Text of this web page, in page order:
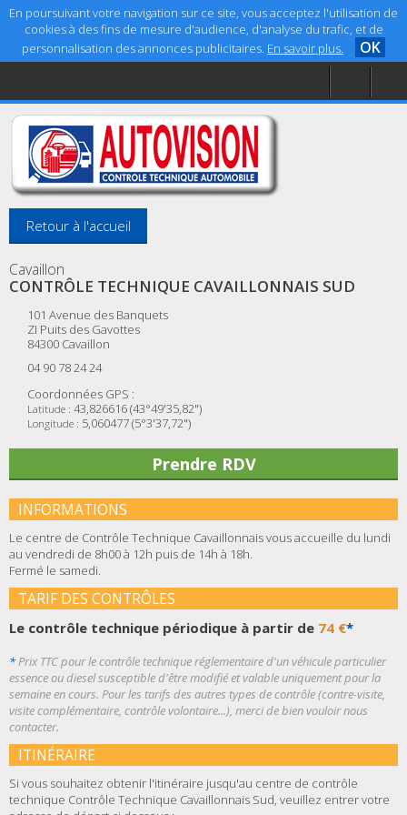
En poursuivant votre navigation sur ce site, vous acceptez l'utilisation de
cookies à des fins de mesure d'audience, d'analyse du trafic, et de
personnalisation des annonces publicitaires. En savoir plus. OK
Accueil
Aide
Mentions légales
Retour à l'accueil
Cavaillon
CONTRÔLE TECHNIQUE CAVAILLONNAIS SUD
101 Avenue des Banquets
ZI Puits des Gavottes
84300 Cavaillon
04 90 78 24 24
Coordonnées GPS :
Latitude : 43,826616 (43°49'35,82")
Longitude : 5,060477 (5°3'37,72")
Prendre RDV
INFORMATIONS
Le centre de Contrôle Technique Cavaillonnais vous accueille du lundi
au vendredi de 8h00 à 12h puis de 14h à 18h.
Fermé le samedi.
TARIF DES CONTRÔLES
Le contrôle technique périodique à partir de 74 €*
*Prix TTC pour le contrôle technique réglementaire d'un véhicule particulier
essence ou diesel susceptible d'être modifié et valable uniquement pour la
semaine en cours. Pour les tarifs des autres types de contrôle (contre-visite,
visite complémentaire, contrôle volontaire...), merci de bien vouloir nous
contacter.
ITINÉRAIRE
Si vous souhaitez obtenir l'itinéraire jusqu'au centre de contrôle
technique Contrôle Technique Cavaillonnais Sud, veuillez entrer votre